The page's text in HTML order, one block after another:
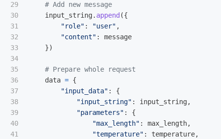
29
30
31
32
33
34
35
36
37
38
39
40
41
input_string. append ({
"role" : "user" ,
"content" :
message
})
data = {
"input_data" :
{
"input_string" : input_string,
"parameters" :
{
"max_length" : max_length,
"temperature" : temperature,